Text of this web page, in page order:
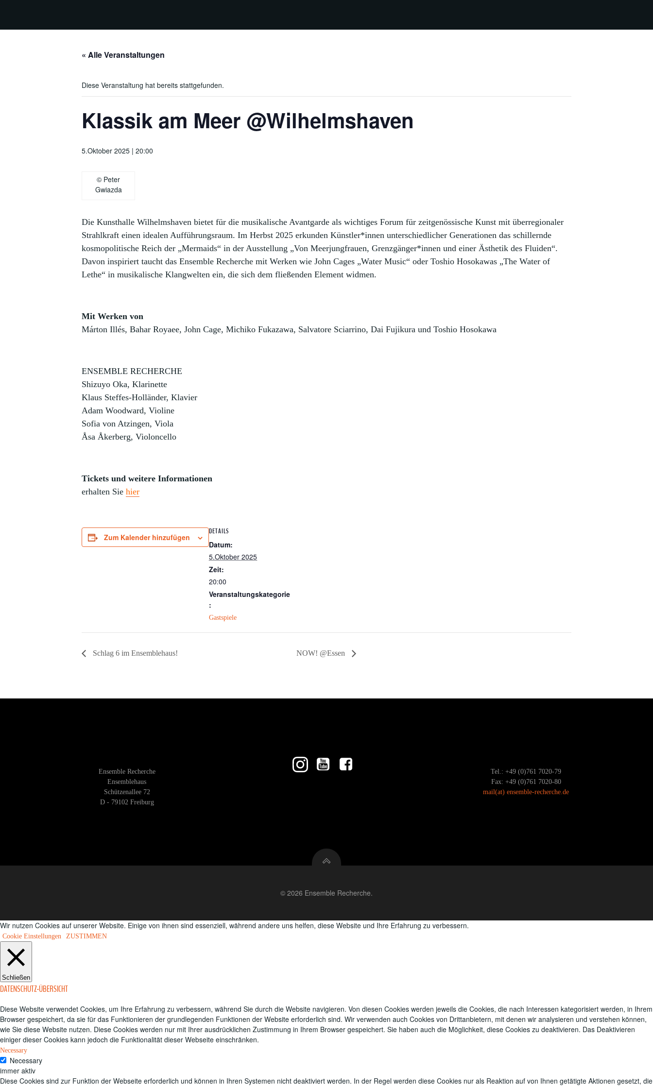
« Alle Veranstaltungen
Diese Veranstaltung hat bereits stattgefunden.
Klassik am Meer @Wilhelmshaven
5.Oktober 2025 | 20:00
© Peter
Gwiazda
Die Kunsthalle Wilhelmshaven bietet für die musikalische Avantgarde als wichtiges Forum für zeitgenössische Kunst mit überregionaler
Strahlkraft einen idealen Aufführungsraum. Im Herbst 2025 erkunden Künstler*innen unterschiedlicher Generationen das schillernde
kosmopolitische Reich der „Mermaids“ in der Ausstellung „Von Meerjungfrauen, Grenzgänger*innen und einer Ästhetik des Fluiden“.
Davon inspiriert taucht das Ensemble Recherche mit Werken wie John Cages „Water Music“ oder Toshio Hosokawas „The Water of
Lethe“ in musikalische Klangwelten ein, die sich dem fließenden Element widmen.
Mit Werken von
Márton Illés, Bahar Royaee, John Cage, Michiko Fukazawa, Salvatore Sciarrino, Dai Fujikura und Toshio Hosokawa
ENSEMBLE RECHERCHE
Shizuyo Oka, Klarinette
Klaus Steffes-Holländer, Klavier
Adam Woodward, Violine
Sofia von Atzingen, Viola
Åsa Åkerberg, Violoncello
Tickets und weitere Informationen
erhalten Sie hier
Zum Kalender hinzufügen
DETAILS
Datum:
5.Oktober 2025
Zeit:
20:00
Veranstaltungskategorie
:
Gastspiele
Schlag 6 im Ensemblehaus! NOW! @Essen
Ensemble Recherche
Ensemblehaus
Schützenallee 72
D - 79102 Freiburg
Tel.: +49 (0)761 7020-79
Fax: +49 (0)761 7020-80
mail(at) ensemble-recherche.de
© 2026 Ensemble Recherche.
Wir nutzen Cookies auf unserer Website. Einige von ihnen sind essenziell, während andere uns helfen, diese Website und Ihre Erfahrung zu verbessern.
Cookie Einstellungen ZUSTIMMEN
Schließen
DATENSCHUTZ-ÜBERSICHT
Diese Website verwendet Cookies, um Ihre Erfahrung zu verbessern, während Sie durch die Website navigieren. Von diesen Cookies werden jeweils die Cookies, die nach Interessen kategorisiert werden, in Ihrem
Browser gespeichert, da sie für das Funktionieren der grundlegenden Funktionen der Website erforderlich sind. Wir verwenden auch Cookies von Drittanbietern, mit denen wir analysieren und verstehen können,
wie Sie diese Website nutzen. Diese Cookies werden nur mit Ihrer ausdrücklichen Zustimmung in Ihrem Browser gespeichert. Sie haben auch die Möglichkeit, diese Cookies zu deaktivieren. Das Deaktivieren
einiger dieser Cookies kann jedoch die Funktionalität dieser Webseite einschränken.
Necessary
Necessary
immer aktiv
Diese Cookies sind zur Funktion der Webseite erforderlich und können in Ihren Systemen nicht deaktiviert werden. In der Regel werden diese Cookies nur als Reaktion auf von Ihnen getätigte Aktionen gesetzt, die